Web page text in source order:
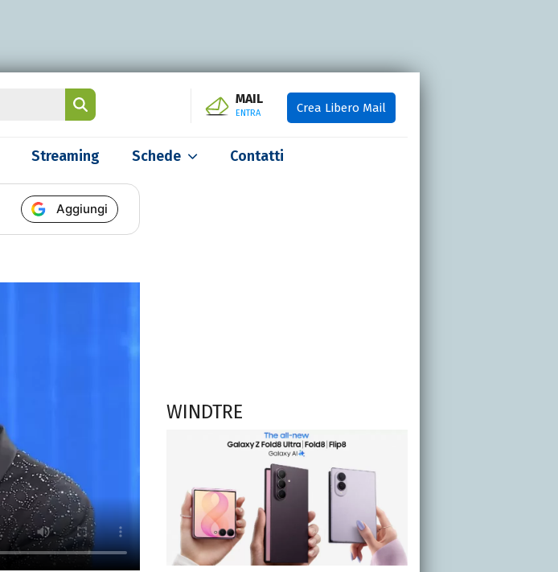
MAIL
ENTRA Crea Libero Mail
Streaming Schede Contatti
Aggiungi
WINDTRE